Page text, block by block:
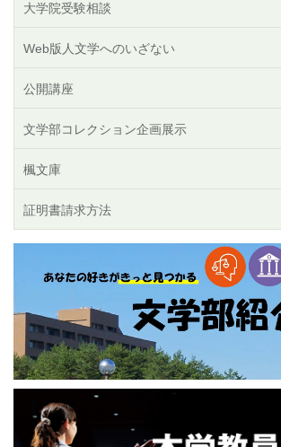
大学院受験相談
Web版人文学へのいざない
公開講座
文学部コレクション企画展示
楓文庫
証明書請求方法